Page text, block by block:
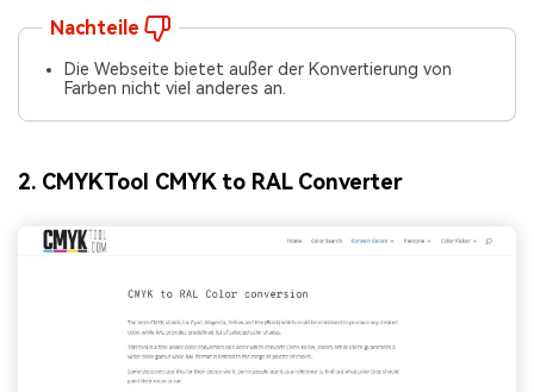
Nachteile
Die Webseite bietet außer der Konvertierung von
Farben nicht viel anderes an.
2. CMYKTool CMYK to RAL Converter